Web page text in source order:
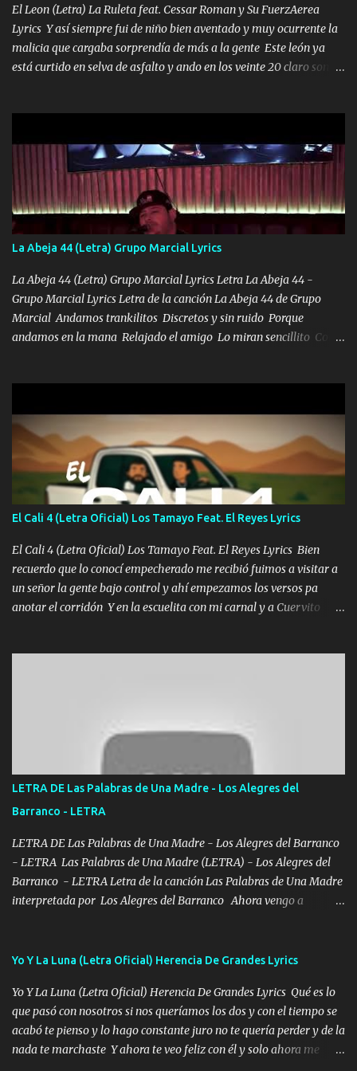
los HERMANOS un cerebro inteligente y com...
El Leon (Letra) La Ruleta feat. Cessar Roman y Su FuerzAerea
Lyrics Y así siempre fui de niño bien aventado y muy ocurrente la
malicia que cargaba sorprendía de más a la gente Este león ya
está curtido en selva de asfalto y ando en los veinte 20 claro son
pa más pues hay charola les voy a dar hasta topar pues no hay de
otra Música Surcando bien mi camino voy por mi línea no veo a
los lados aquel que no corre vuela no se me duerm voy chicoteado
Ya pasé varias hazañas ya tienen rato que me agarran el colmillo
de este León los estatales no sé esperaron Al tiro esta la PrimiZa
también la nueve que cargo al lado doy la mano al que su amigo y
al traicionero damos pa abajo Y No me paran aquí hay pa más
pues hay charola les voy a dar hasta topar pues no hay de otra...
La Abeja 44 (Letra) Grupo Marcial Lyrics
La Abeja 44 (Letra) Grupo Marcial Lyrics Letra La Abeja 44 -
Grupo Marcial Lyrics Letra de la canción La Abeja 44 de Grupo
Marcial Andamos trankilitos Discretos y sin ruido Porque
andamos en la mana Relajado el amigo Lo miran sencillito Con
coronamos Se jala los marciales Y sus guitarras ya van sonando
Un gallardo me prendo Para agarrar el vuelo y la mente y
tranquilizando Tomense un buen trago Y así es como empezamos
los versos que voy cantando (Music) A vido alta y bajas La carreta
se atora Pero nunca le aflojamos Ya me han pasado cosas Y
aunque ustedes no sepan Pero la vida es muy corta Hay que
echarle chingazos Y seguir trabajando porque nada es...
El Cali 4 (Letra Oficial) Los Tamayo Feat. El Reyes Lyrics
El Cali 4 (Letra Oficial) Los Tamayo Feat. El Reyes Lyrics Bien
recuerdo que lo conocí empecherado me recibió fuimos a visitar a
un señor la gente bajo control y ahí empezamos los versos pa
anotar el corridón Y en la escuelita con mi carnal y a Cuervito
verde se le extraña pa que sepan Aquí Pura GENTE DE LA RANA 🐸
POR CLAVE ES EL CALI 4 EN LA CIUDAD TIJUANA Música Al
tirante andamos mi carnal atento a cualquier necesidad no porque
se ve limpio el camino nos confiamos al andar y nunca con la
misma piedra me vuelvo a tropezar Cuando ando de enamorado
en corto me tiró a per...
LETRA DE Las Palabras de Una Madre - Los Alegres del
Barranco - LETRA
LETRA DE Las Palabras de Una Madre - Los Alegres del Barranco
- LETRA Las Palabras de Una Madre (LETRA) - Los Alegres del
Barranco - LETRA Letra de la canción Las Palabras de Una Madre
interpretada por Los Alegres del Barranco Ahora vengo a
viento a su hijo y aunque ahora ya este con Dios el destino así lo
seguiré esperando hasta volvernos a vernos El recuerdo que yo
tengo de mi mente no se va, en mi corazón me llevo lo mismo que
tu papá, a veces me pongo triste porque no puedo mirarte, mas se
que tu me escuchas porque tu eres mi gran ángel, El desespero me
Yo Y La Luna (Letra Oficial) Herencia De Grandes Lyrics
Yo Y La Luna (Letra Oficial) Herencia De Grandes Lyrics Qué es lo
que pasó con nosotros si nos queríamos los dos y con el tiempo se
acabó te pienso y lo hago constante juro no te quería perder y de la
nada te marchaste Y ahora te veo feliz con él y solo ahora me